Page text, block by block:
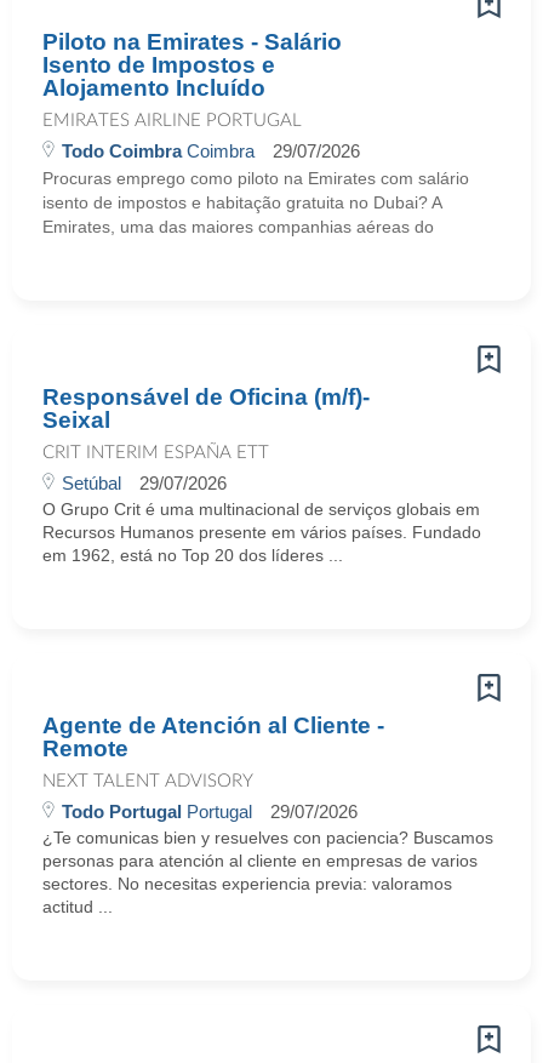
Piloto na Emirates - Salário
Isento de Impostos e
Alojamento Incluído
EMIRATES AIRLINE PORTUGAL
Todo CoimbraCoimbra 29/07/2026
Procuras emprego como piloto na Emirates com salário
isento de impostos e habitação gratuita no Dubai? A
Emirates, uma das maiores companhias aéreas do
Responsável de Oficina (m/f)-
Seixal
CRIT INTERIM ESPAÑA ETT
Setúbal 29/07/2026
O Grupo Crit é uma multinacional de serviços globais em
Recursos Humanos presente em vários países. Fundado
em 1962, está no Top 20 dos líderes ...
Agente de Atención al Cliente -
Remote
NEXT TALENT ADVISORY
Todo Portugal Portugal 29/07/2026
¿Te comunicas bien y resuelves con paciencia? Buscamos
personas para atención al cliente en empresas de varios
sectores. No necesitas experiencia previa: valoramos
actitud ...